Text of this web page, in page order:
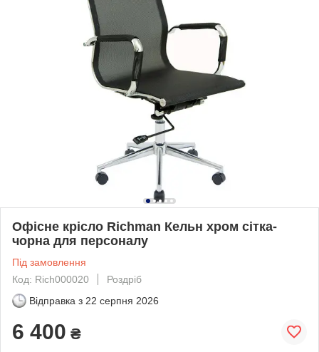
Офісне крісло Richman Кельн хром сітка-
чорна для персоналу
Під замовлення
Код: Rich000020
Роздріб
Відправка з 22 серпня 2026
6 400 ₴